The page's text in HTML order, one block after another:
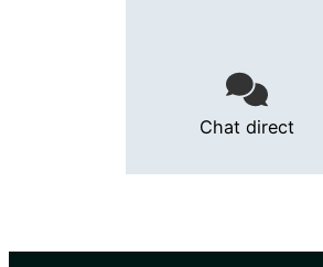
Chat direct